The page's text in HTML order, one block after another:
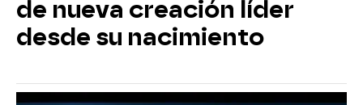
de nueva creación líder
desde su nacimiento